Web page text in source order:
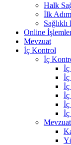
Halk
İlk
Online
Mevzuat
İç Kontrol
İç
İç
İç
İç
İç
İç
İç
Mevzuat